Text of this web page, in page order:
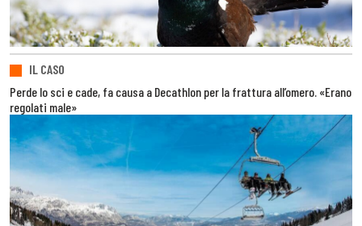
IL CASO
Perde lo sci e cade, fa causa a Decathlon per la frattura all’omero. «Erano
regolati male»